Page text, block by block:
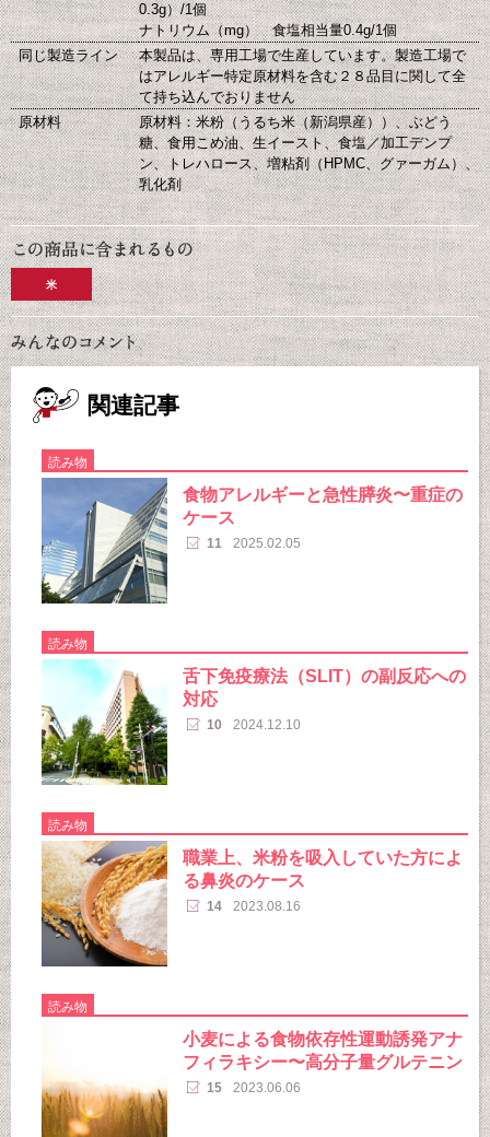
0.3g）/1個
ナトリウム（mg） 食塩相当量0.4g/1個
同じ製造ライン
本製品は、専用工場で生産しています。製造工場で
はアレルギー特定原材料を含む２８品目に関して全
て持ち込んでおりません
原材料
原材料：米粉（うるち米（新潟県産））、ぶどう
糖、食用こめ油、生イースト、食塩／加工デンプ
ン、トレハロース、増粘剤（HPMC、グァーガム）、
乳化剤
米
関連記事
読み物
食物アレルギーと急性膵炎〜重症の
ケース
11 2025.02.05
読み物
舌下免疫療法（SLIT）の副反応への
対応
10 2024.12.10
読み物
職業上、米粉を吸入していた方によ
る鼻炎のケース
14 2023.08.16
読み物
小麦による食物依存性運動誘発アナ
フィラキシー〜高分子量グルテニン
15 2023.06.06